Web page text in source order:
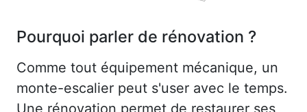
Pourquoi parler de rénovation ?
Comme tout équipement mécanique, un
monte-escalier peut s'user avec le temps.
Une rénovation permet de restaurer ses